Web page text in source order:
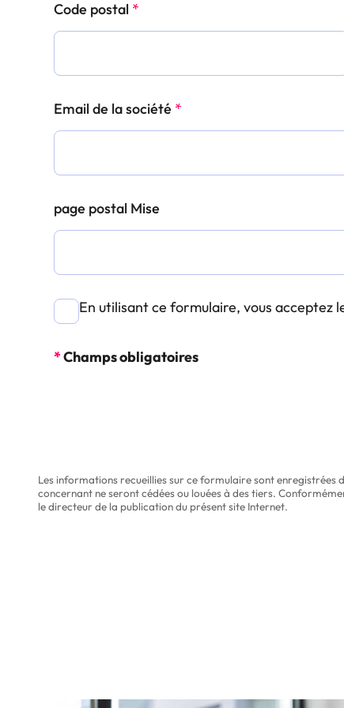
Code postal *
Email de la société *
page postal Mise
A
c
o
*
En utilisant ce formulaire, vous
*Champs obligatoires
Les informations recueillies sur ce formulaire sont enregistrées
concernant ne seront cédées ou louées à des tiers.
le directeur de la publication du présent site Internet.